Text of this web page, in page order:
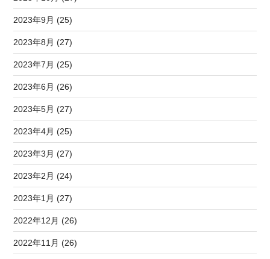
2023年9月 (25)
2023年8月 (27)
2023年7月 (25)
2023年6月 (26)
2023年5月 (27)
2023年4月 (25)
2023年3月 (27)
2023年2月 (24)
2023年1月 (27)
2022年12月 (26)
2022年11月 (26)